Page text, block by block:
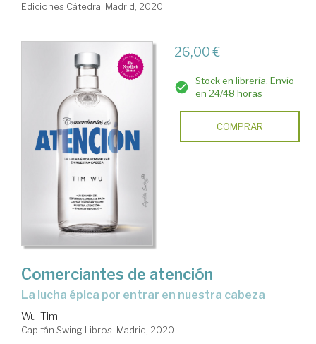
Ediciones Cátedra. Madrid, 2020
26,00 €
Stock en librería. Envío
en 24/48 horas
COMPRAR
Comerciantes de atención
la lucha épica por entrar en nuestra cabeza
Wu, Tim
Capitán Swing Libros. Madrid, 2020